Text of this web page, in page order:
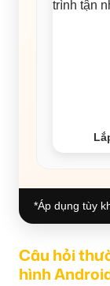
*Áp dụng tùy
Câu hỏi
hình